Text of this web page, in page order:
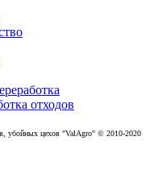
отходов
убойных цехов "ValAgro" © 2010-2020